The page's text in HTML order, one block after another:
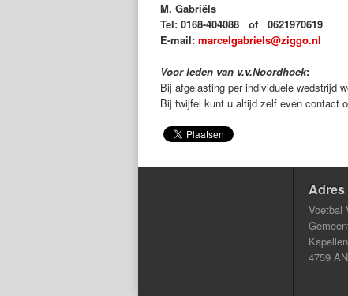
M. Gabriëls
Tel: 0168-404088 of 0621970619
E-mail: marcelgabriels@ziggo.nl
Voor leden van v.v.Noordhoek:
Bij afgelasting per individuele wedstrijd
Bij twijfel kunt u altijd zelf even contact
Adres
Voetbal
4759